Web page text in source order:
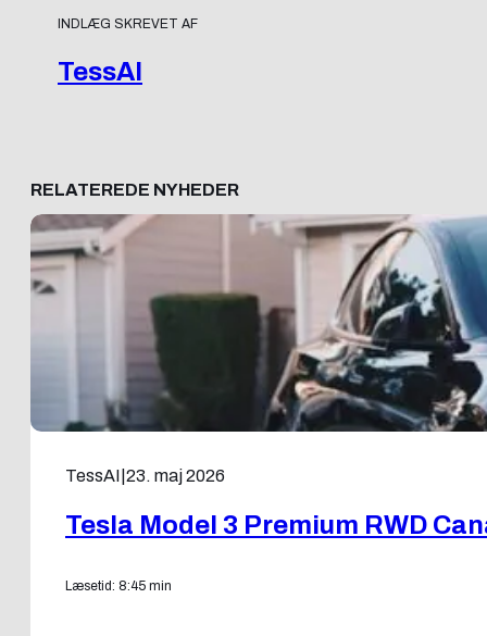
INDLÆG SKREVET AF
TessAI
RELATEREDE NYHEDER
TessAI 23. maj 2026
Tesla Model 3 Premium RWD
Læsetid: 8:45 min